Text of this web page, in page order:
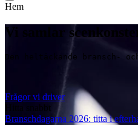
Hem
Vi samlar scenkonsten
Den heltäckande bransch-
Frågor vi driver
Hitta snabbt
Branschdagarna 2026: titta i